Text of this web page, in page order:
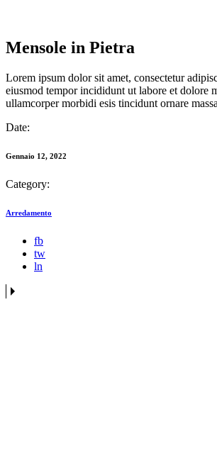
Mensole in Pietra
Lorem ipsum dolor sit amet, consectetur
eiusmod tempor incididunt ut labore et dolore
ullamcorper morbidi esis tincidunt ornare
Date:
Gennaio 12, 2022
Category:
Arredamento
fb
tw
ln